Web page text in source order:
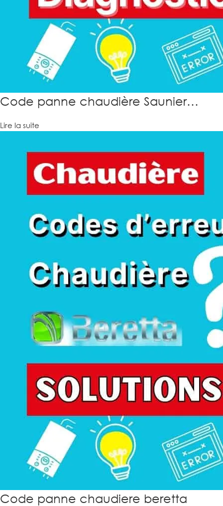
Code panne chaudière Saunier…
Lire la suite
Code panne chaudiere beretta